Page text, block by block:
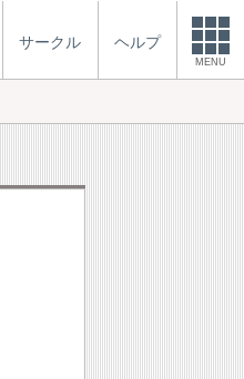
サークル ヘルプ
MENU